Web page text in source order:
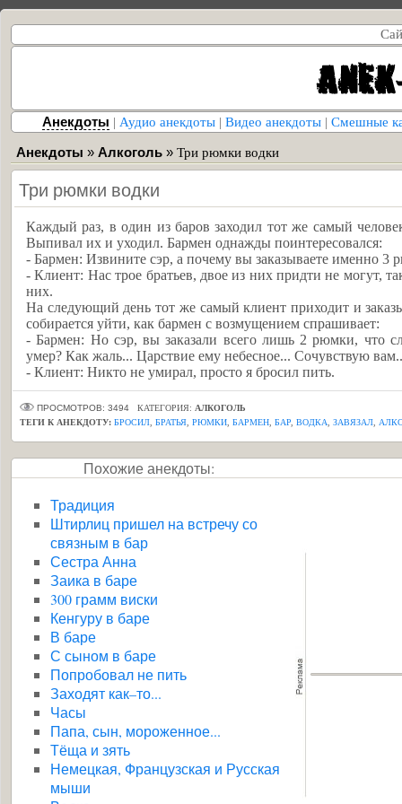
Анекдоты | Аудио анекдоты | Видео анекдоты | Смешные
Анекдоты » Алкоголь » Три рюмки водки
Три рюмки водки
Каждый раз, в один из баров заходил тот же самый
Выпивал их и уходил. Бармен однажды поинтересовался:
- Бармен: Извините сэр, а почему вы заказываете именно 3
- Клиент: Нас трое братьев, двое из них придти не могут,
них.
На следующий день тот же самый клиент приходит и
собирается уйти, как бармен с возмущением спрашивает:
- Бармен: Но сэр, вы заказали всего лишь 2 рюмки, что
умер? Как жаль... Царствие ему небесное... Сочувствую
- Клиент: Никто не умирал, просто я бросил пить.
ПРОСМОТРОВ: 3494 КАТЕГОРИЯ: АЛКОГОЛЬ
ТЕГИ К АНЕКДОТУ: БРОСИЛ БРАТЬЯ РЮМКИ БАРМЕН БАР ВОДКА ЗАВЯЗАЛ
Похожие анекдоты:
Традиция
Штирлиц пришел на встречу со
связным в бар
Сестра Анна
Заика в баре
300 грамм виски
Кенгуру в баре
В баре
С сыном в баре
Попробовал не пить
Заходят как–то...
Часы
Папа, сын, мороженное...
Тёща и зять
Немецкая, Французская и Русская
мыши